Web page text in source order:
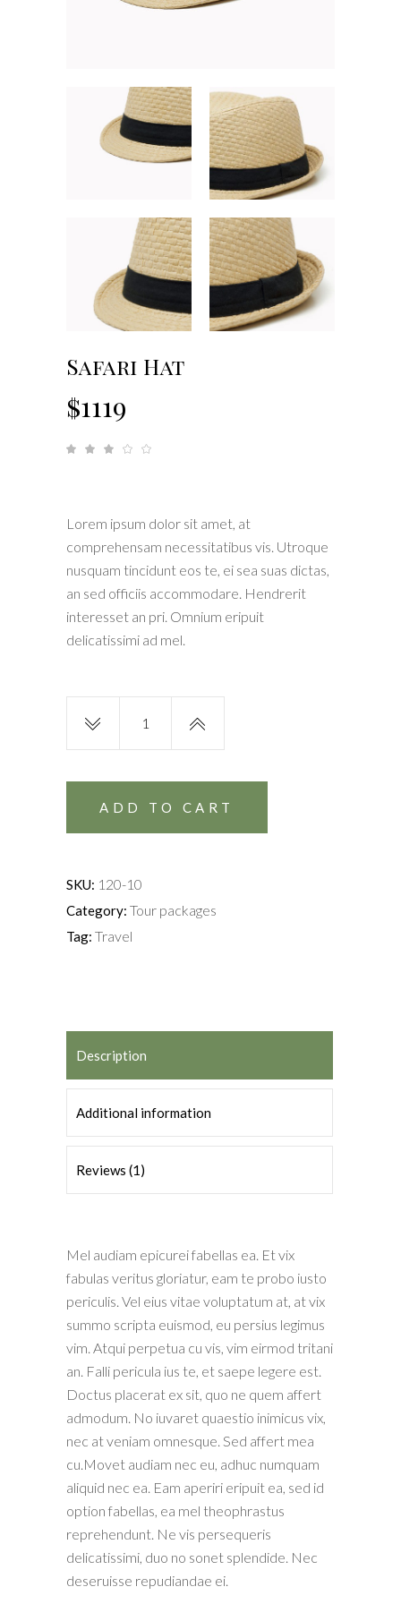
Safari Hat
$1119
customer
rating
Lorem ipsum dolor sit amet, at
comprehensam necessitatibus vis. Utroque
nusquam tincidunt eos te, ei sea suas dictas,
an sed officiis accommodare. Hendrerit
interesset an pri. Omnium eripuit
delicatissimi ad mel.
Hat
quantity
ADD TO CART
SKU: 120-10
Category: Tour packages
Tag: Travel
Description
Additional information
Reviews (1)
Mel audiam epicurei fabellas ea. Et vix
fabulas veritus gloriatur, eam te probo iusto
periculis. Vel eius vitae voluptatum at, at vix
summo scripta euismod, eu persius legimus
vim. Atqui perpetua cu vis, vim eirmod tritani
an. Falli pericula ius te, et saepe legere est.
Doctus placerat ex sit, quo ne quem affert
admodum. No iuvaret quaestio inimicus vix,
nec at veniam omnesque. Sed affert mea
cu.Movet audiam nec eu, adhuc numquam
aliquid nec ea. Eam aperiri eripuit ea, sed id
option fabellas, ea mel theophrastus
reprehendunt. Ne vis persequeris
delicatissimi, duo no sonet splendide. Nec
deseruisse repudiandae ei.